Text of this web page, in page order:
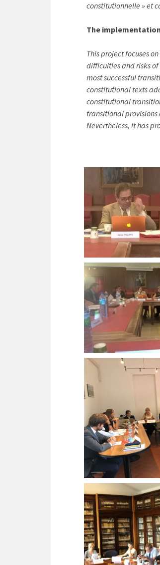
constitutionnelle » et
The
This project focuses
difficulties and risks
most successful
constitutional texts
constitutional
transitional
Nevertheless, it has